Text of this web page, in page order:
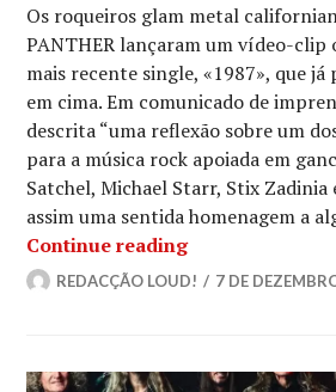
Os roqueiros glam metal
PANTHER lançaram um vídeo-clip
mais recente single, «1987», que
em cima. Em comunicado de
descrita “uma reflexão sobre um
para a música rock apoiada em
Satchel, Michael Starr, Stix Zadinia
assim uma sentida homenagem a
Continue readingSTEEL
REDACÇÃO LOUD! 7 DE